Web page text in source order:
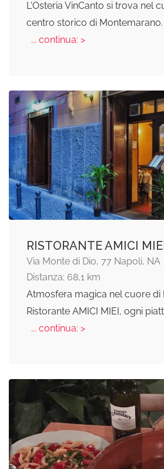
L'Osteria VinCanto si trova nel
centro storico di
... continua: >
RISTORANTE AMICI
Via Monte di Dio, 77 Napoli, NA
Distanza: 68,1 km
Atmosfera magica nel cuore di
Ristorante AMICI MIEI, ogni
... continua: >